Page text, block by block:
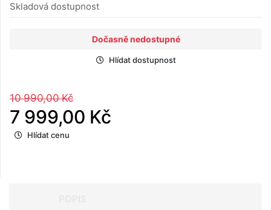
Skladová dostupnost
Dočasně nedostupné
Hlídat dostupnost
10 990,00 Kč
7 999,00 Kč
Hlídat cenu